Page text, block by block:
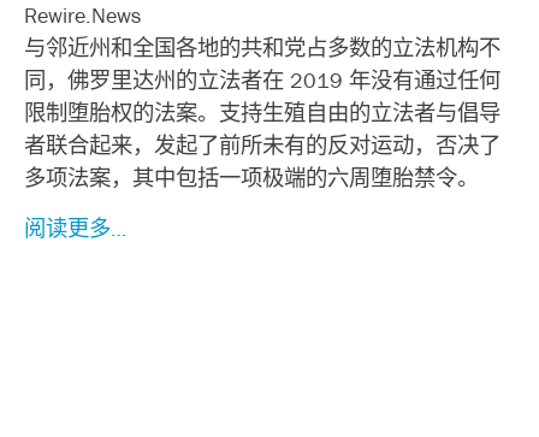
Rewire.News
与邻近州和全国各地的共和党占多数的立法机构不
同，佛罗里达州的立法者在 2019 年没有通过任何
限制堕胎权的法案。支持生殖自由的立法者与倡导
者联合起来，发起了前所未有的反对运动，否决了
多项法案，其中包括一项极端的六周堕胎禁令。
阅读更多…